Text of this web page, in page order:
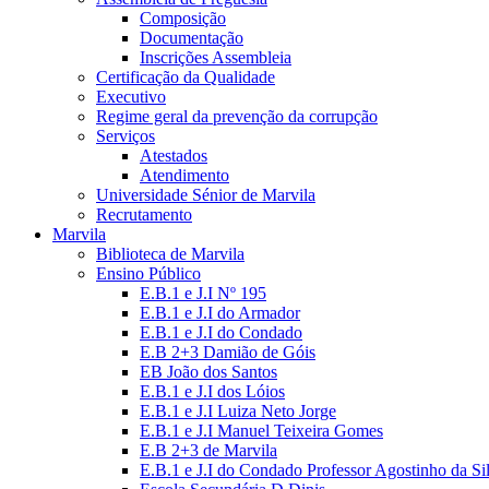
Composição
Documentação
Inscrições Assembleia
Certificação da Qualidade
Executivo
Regime geral da prevenção da corrupção
Serviços
Atestados
Atendimento
Universidade Sénior de Marvila
Recrutamento
Marvila
Biblioteca de Marvila
Ensino Público
E.B.1 e J.I Nº 195
E.B.1 e J.I do Armador
E.B.1 e J.I do Condado
E.B 2+3 Damião de Góis
EB João dos Santos
E.B.1 e J.I dos Lóios
E.B.1 e J.I Luiza Neto Jorge
E.B.1 e J.I Manuel Teixeira Gomes
E.B 2+3 de Marvila
E.B.1 e J.I do Condado Professor Agostinho da